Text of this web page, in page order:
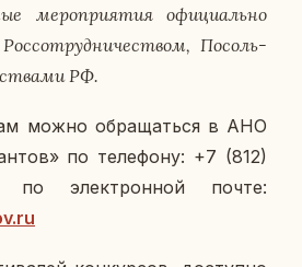
ме­ро­при­я­тия офи­ци­аль­но
По­соль­
РФ.
можно об­ра­щать­ся в АНО
по те­ле­фо­ну: +7 (812)
по элек­трон­ной почте: